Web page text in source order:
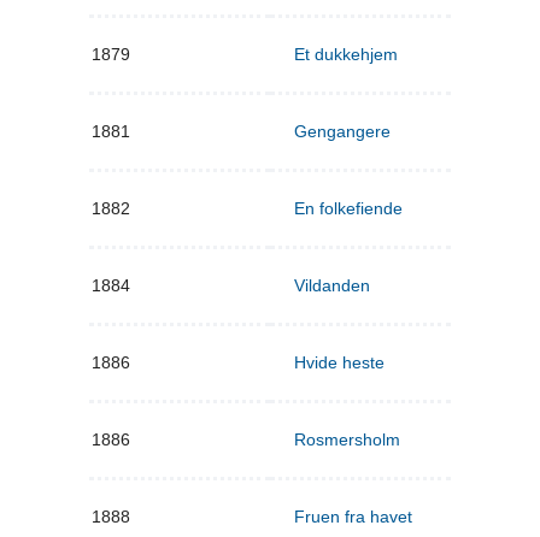
1879 Et dukkehjem
1881 Gengangere
1882 En folkefiende
1884 Vildanden
1886 Hvide heste
1886 Rosmersholm
1888 Fruen fra havet